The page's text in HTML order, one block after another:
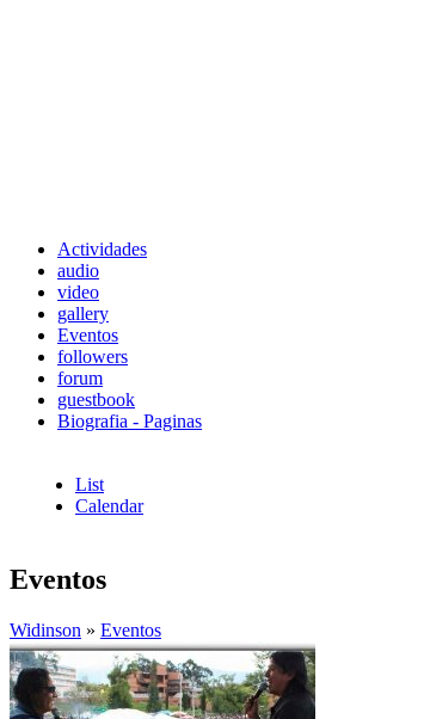
Actividades
audio
video
gallery
Eventos
followers
forum
guestbook
Biografia - Paginas
List
Calendar
Eventos
Widinson » Eventos